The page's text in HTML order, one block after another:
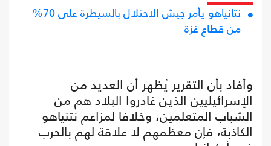
نتانياهو يأمر جيش الاحتلال بالسيطرة على 70%
من قطاع غزة
وأفاد بأن التقرير يُظهر أن العديد من
الإسرائيليين الذين غادروا البلاد هم من
الشباب المتعلمين، وخلافا لمزاعم نتنياهو
الكاذبة، فإن معظمهم لا علاقة لهم بالحرب